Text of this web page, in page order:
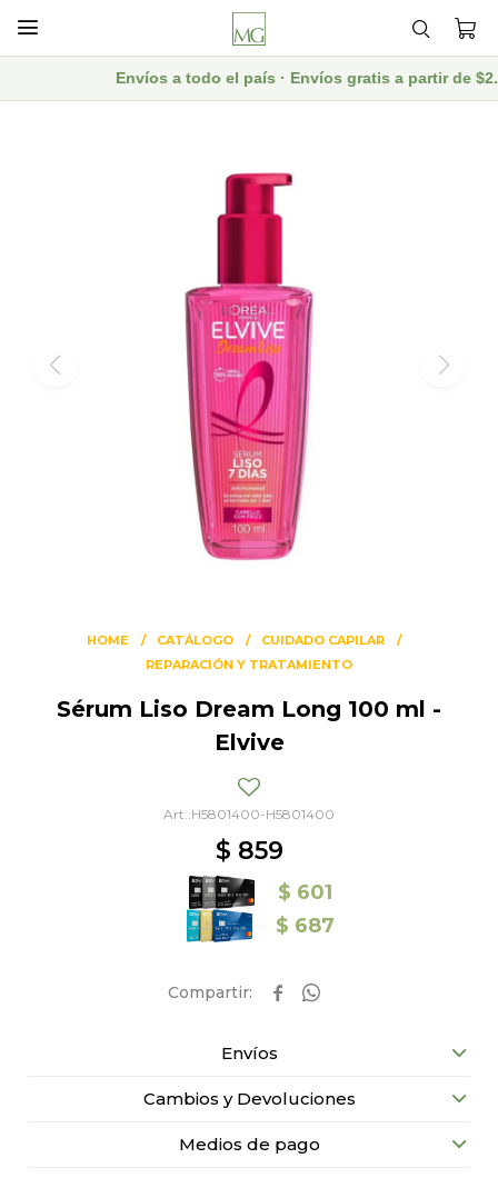

Envíos a todo el país · Envíos gratis a partir de
HOME CATÁLOGO
CUIDADO CAPILAR
REPARACIÓN Y TRATAMIENTO
Sérum Liso Dream Long 100 ml -
Elvive
H5801400-H5801400
$ 859
$ 601
$ 687
 
Envíos
Cambios y Devoluciones
Medios de pago